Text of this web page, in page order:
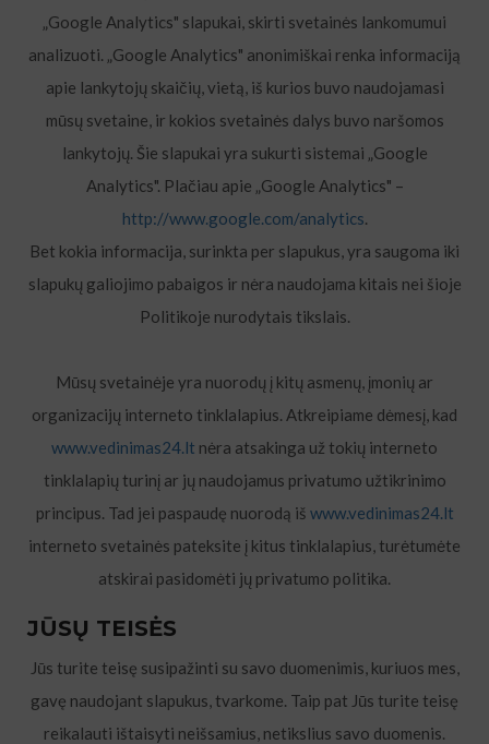
„Google Analytics" slapukai, skirti svetainės lankomumui
analizuoti. „Google Analytics" anonimiškai renka informaciją
apie lankytojų skaičių, vietą, iš kurios buvo naudojamasi
mūsų svetaine, ir kokios svetainės dalys buvo naršomos
lankytojų. Šie slapukai yra sukurti sistemai „Google
Analytics". Plačiau apie „Google Analytics" –
http://www.google.com/analytics.
Bet kokia informacija, surinkta per slapukus, yra saugoma iki
slapukų galiojimo pabaigos ir nėra naudojama kitais nei šioje
Politikoje nurodytais tikslais.
Mūsų svetainėje yra nuorodų į kitų asmenų, įmonių ar
organizacijų interneto tinklalapius. Atkreipiame dėmesį, kad
www.vedinimas24.lt nėra atsakinga už tokių interneto
tinklalapių turinį ar jų naudojamus privatumo užtikrinimo
principus. Tad jei paspaudę nuorodą iš www.vedinimas24.lt
interneto svetainės pateksite į kitus tinklalapius, turėtumėte
atskirai pasidomėti jų privatumo politika.
JŪSŲ TEISĖS
Jūs turite teisę susipažinti su savo duomenimis, kuriuos mes,
gavę naudojant slapukus, tvarkome. Taip pat Jūs turite teisę
reikalauti ištaisyti neišsamius, netikslius savo duomenis.